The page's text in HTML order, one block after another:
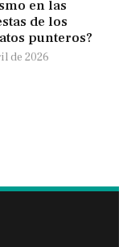
en las
de los
punteros?
de 2026